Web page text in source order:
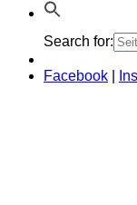
Search for:
Facebook